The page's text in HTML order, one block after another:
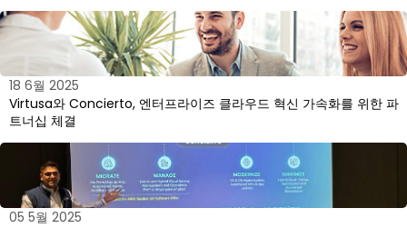
18 6월 2025
Virtusa와 Concierto, 엔터프라이즈 클라우드 혁신 가속화를 위한 파
트너십 체결
05 5월 2025